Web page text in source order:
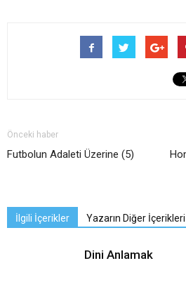
Önceki haber
Futbolun Adaleti Üzerine (5)
İlgili İçerikler Yazarın Diğer İçerikleri
Dini Anlamak